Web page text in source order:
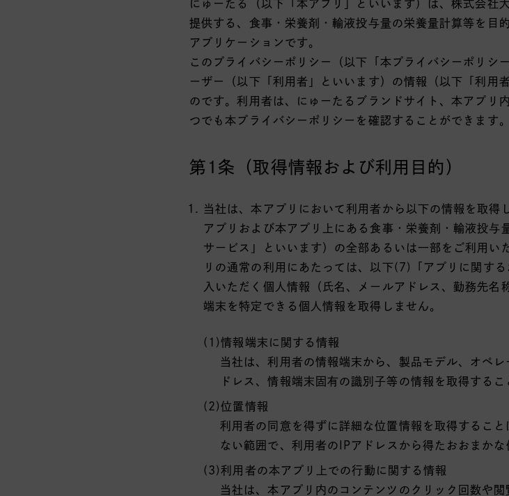
にゅーたる（以下「本アプリ」といいます）は、株式会社
提供する、食事・栄養剤・輸液投与量の栄養量計算等を目
アプリケーションです。
このプライバシーポリシー（以下「本プライバシーポリシ
ーザー（以下「利用者」といいます）の情報（以下「利用
のです。利用者は、にゅーたるブランドサイト、本アプリ
つでも本プライバシーポリシーを確認することができます。
第1条（取得情報および利用目的）
当社は、本アプリにおいて利用者から以下の情報を取得
アプリおよび本アプリ上にある食事・栄養剤・輸液投与
サービス」といいます）の全部あるいは一部をご利用
リの通常の利用にあたっては、以下(7)「アプリに関す
入いただく個人情報（氏名、メールアドレス、勤務先名
端末を特定できる個人情報を取得しません。
(1)情報端末に関する情報
当社は、利用者の情報端末から、製品モデル、オペ
ドレス、情報端末固有の識別子等の情報を取得するこ
(2)位置情報
利用者の同意を得ずに詳細な位置情報を取得するこ
ない範囲で、利用者のIPアドレスから得たおおまか
(3)利用者の本アプリ上での行動に関する情報
当社は、本アプリ内のコンテンツのクリック回数や